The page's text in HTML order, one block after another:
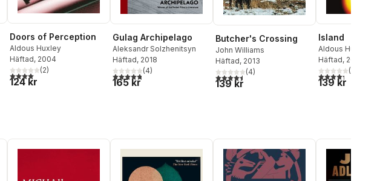
Doors of Perception
Aldous Huxley
Häftad, 2004
4,0utav 5 stjärnor. Totalt antal röster:
(2)
124 kr
Gulag Archipelago
Aleksandr Solzhenitsyn
Häftad, 2018
4,8utav 5 stjärnor. Totalt antal röster:
(4)
165 kr
Butcher's Crossing
John Williams
Häftad, 2013
4,5utav 5 stjärnor. Totalt antal röster:
(4)
139 kr
Island
Aldous Huxley
Häftad, 2005
4,3utav 5(
139 kr